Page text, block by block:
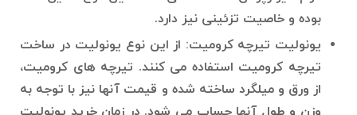
بوده و خاصیت تزئینی نیز دارد.
یونولیت تیرچه کرومیت: از این نوع یونولیت در ساخت
تیرچه کرومیت استفاده می کنند. تیرچه های کرومیت،
از ورق و میلگرد ساخته شده و قیمت آنها نیز با توجه به